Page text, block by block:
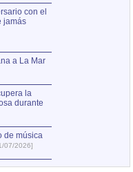
con el
jamás
a La Mar
la
durante
de música
07/2026]